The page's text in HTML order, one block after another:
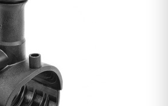
DETALLES